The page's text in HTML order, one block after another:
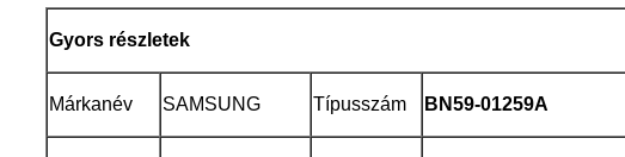
Gyors részletek
Márkanév SAMSUNG Típusszám BN59-01259A